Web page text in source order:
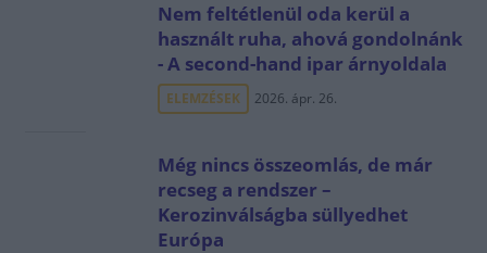
Nem feltétlenül oda kerül a
használt ruha, ahová gondolnánk
- A second-hand ipar árnyoldala
ELEMZÉSEK 2026. ápr. 26.
Még nincs összeomlás, de már
recseg a rendszer –
Kerozinválságba süllyedhet
Európa